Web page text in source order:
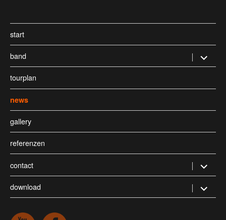
start
band
öffnen
tourplan
news
gallery
referenzen
contact
öffnen
download
öffnen